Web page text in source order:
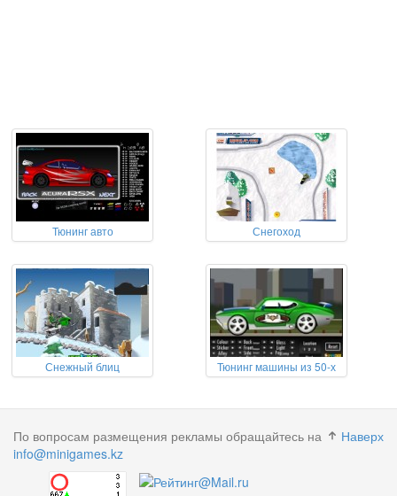
Тюнинг авто Снегоход
Снежный блиц Тюнинг машины из 50-х
Наверх
По вопросам размещения рекламы обращайтесь на
info@minigames.kz